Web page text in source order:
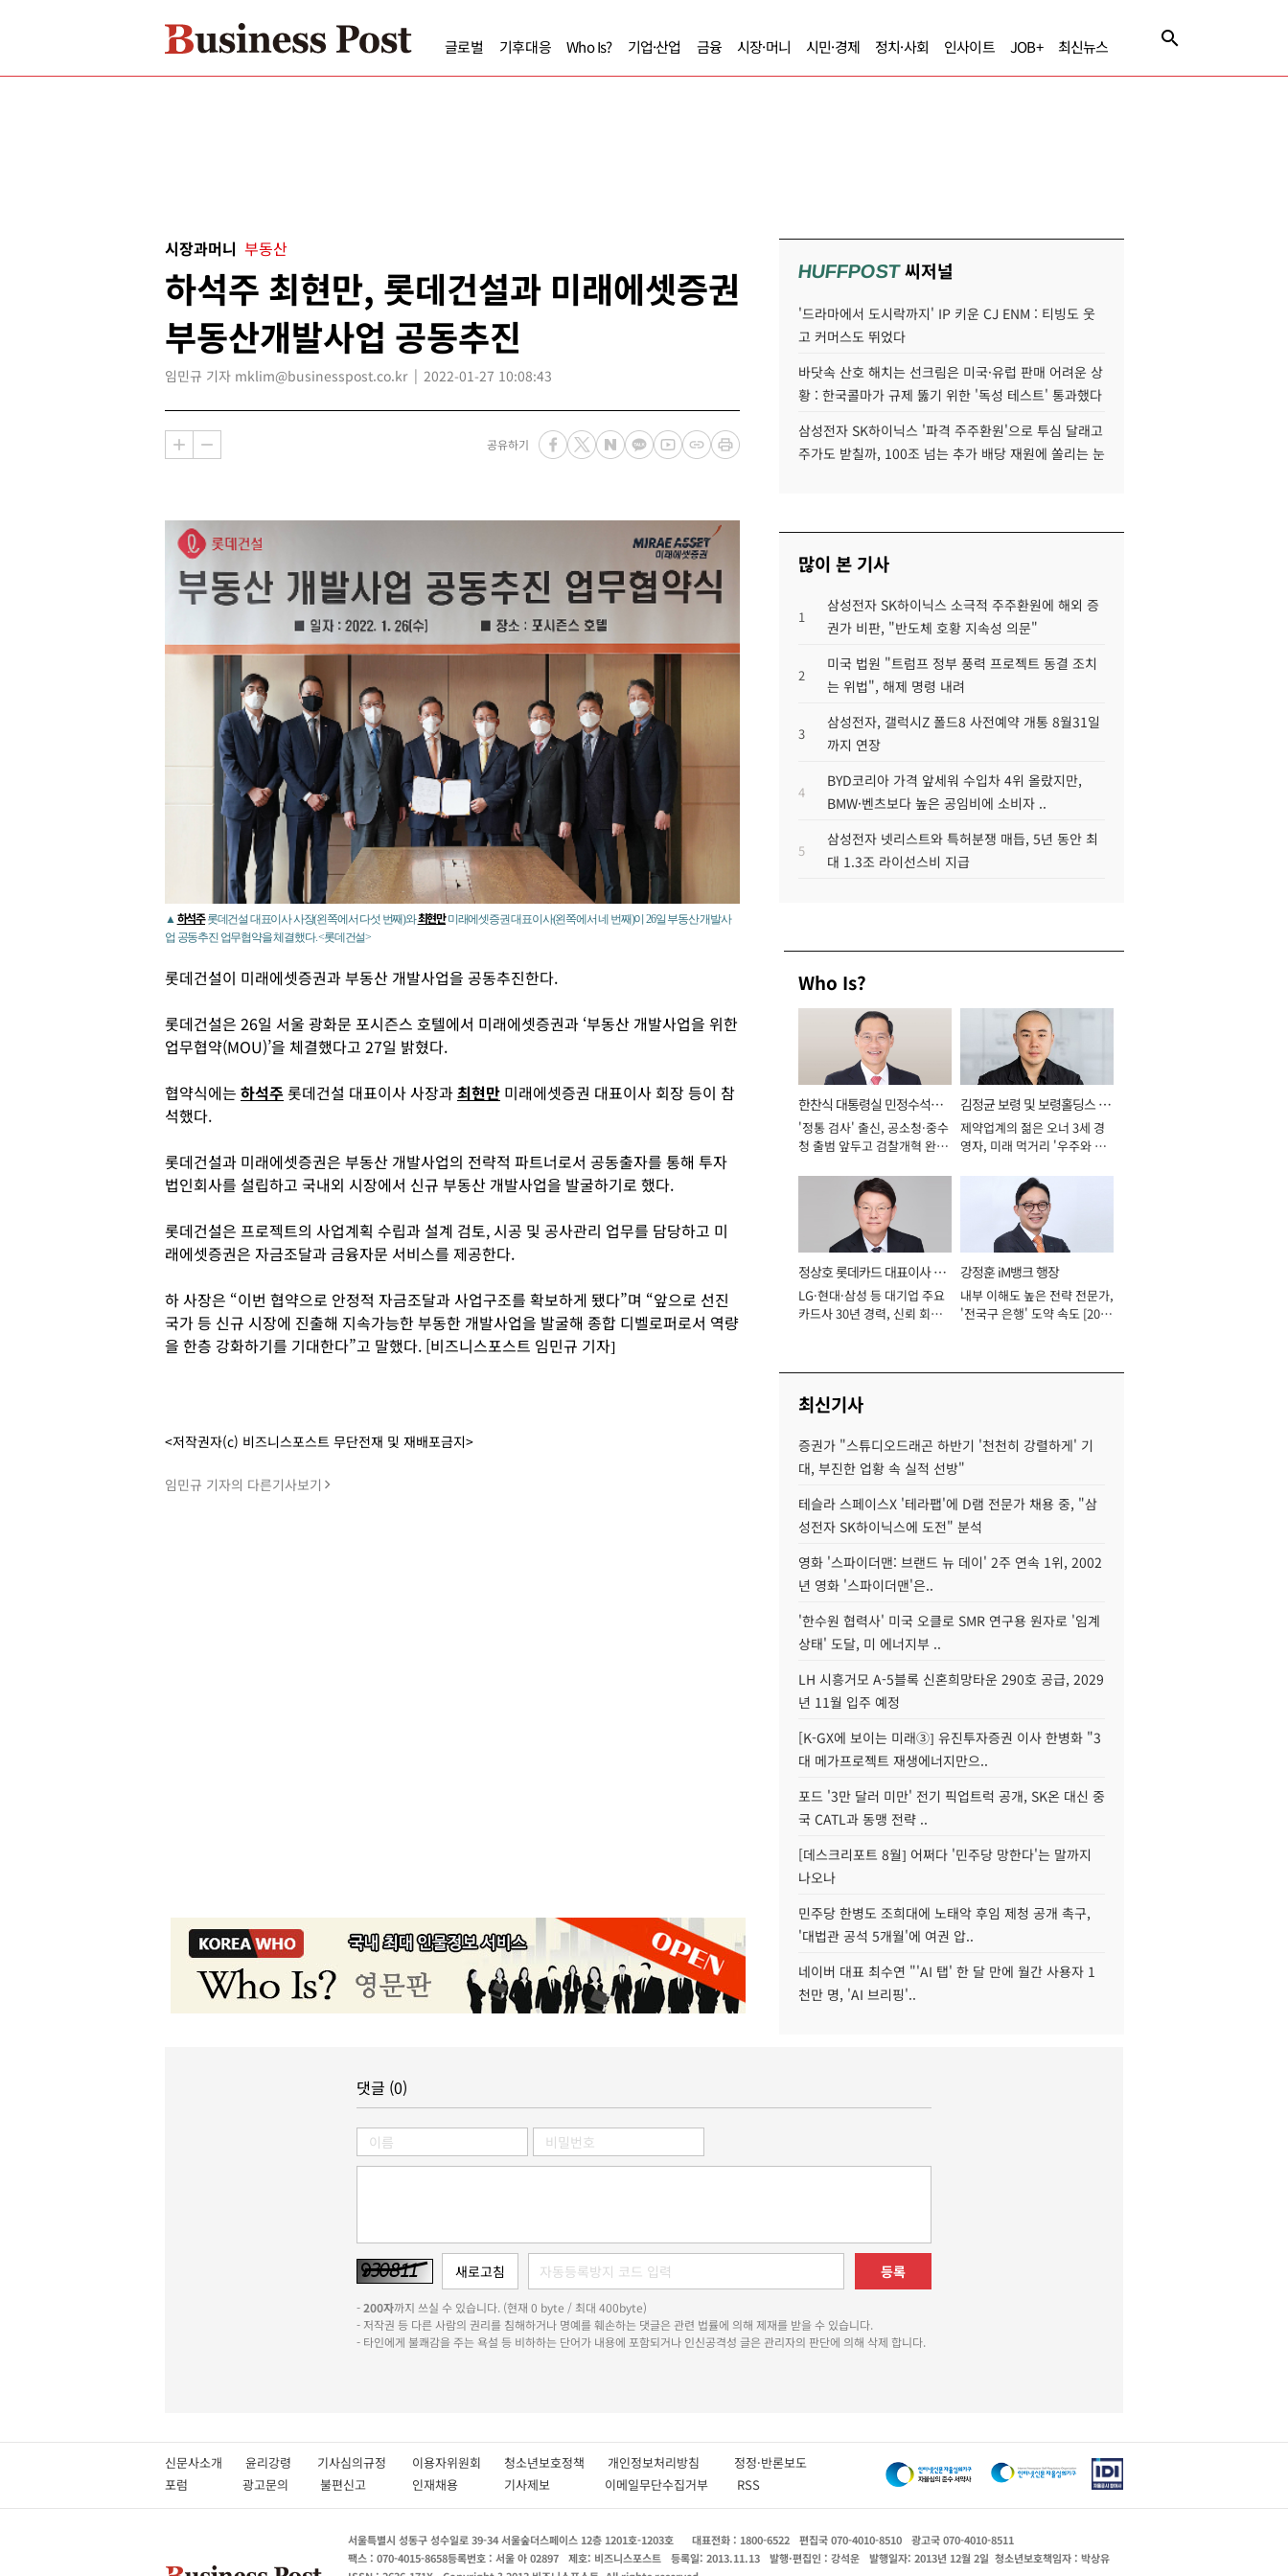
글로벌 기후대응 Who Is? 기업·산업 금융 시장·머니 시민·경제 정치·사회 인사이트 JOB+ 최신뉴스
시장과머니 부동산
하석주 최현만, 롯데건설과 미래에셋증권
부동산개발사업 공동추진
임민규 기자 mklim@businesspost.co.kr 2022-01-27 10:08:43
공유하기
▲ 하석주롯데건설 대표이사 사장(왼쪽에서 다섯 번째)와최현만미래에셋증권 대표이사(왼쪽에서 네 번째)이 26일 부동산 개발사
업 공동추진 업무협약을 체결했다. <롯데건설>
롯데건설이 미래에셋증권과 부동산 개발사업을 공동추진한다.
롯데건설은 26일 서울 광화문 포시즌스 호텔에서 미래에셋증권과 ‘부동산 개발사업을 위한
업무협약(MOU)’을 체결했다고 27일 밝혔다.
협약식에는 하석주 롯데건설 대표이사 사장과최현만 미래에셋증권 대표이사 회장 등이 참
석했다.
롯데건설과 미래에셋증권은 부동산 개발사업의 전략적 파트너로서 공동출자를 통해 투자
법인회사를 설립하고 국내외 시장에서 신규 부동산 개발사업을 발굴하기로 했다.
롯데건설은 프로젝트의 사업계획 수립과 설계 검토, 시공 및 공사관리 업무를 담당하고 미
래에셋증권은 자금조달과 금융자문 서비스를 제공한다.
하 사장은 “이번 협약으로 안정적 자금조달과 사업구조를 확보하게 됐다”며 “앞으로 선진
국가 등 신규 시장에 진출해 지속가능한 부동한 개발사업을 발굴해 종합 디벨로퍼로서 역량
을 한층 강화하기를 기대한다”고 말했다. [비즈니스포스트 임민규 기자]
<저작권자(c) 비즈니스포스트 무단전재 및 재배포금지>
임민규 기자의 다른기사보기
HUFFPOST씨저널
'드라마에서 도시락까지' IP 키운 CJ ENM : 티빙도 웃
고 커머스도 뛰었다
바닷속 산호 해치는 선크림은 미국·유럽 판매 어려운 상
황 : 한국콜마가 규제 뚫기 위한 '독성 테스트' 통과했다
삼성전자 SK하이닉스 '파격 주주환원'으로 투심 달래고
주가도 받칠까, 100조 넘는 추가 배당 재원에 쏠리는 눈
많이 본 기사
1
삼성전자 SK하이닉스 소극적 주주환원에 해외 증
권가 비판, "반도체 호황 지속성 의문"
2
미국 법원 "트럼프 정부 풍력 프로젝트 동결 조치
는 위법", 해제 명령 내려
3
삼성전자, 갤럭시Z 폴드8 사전예약 개통 8월31일
까지 연장
4
BYD코리아 가격 앞세워 수입차 4위 올랐지만,
BMW·벤츠보다 높은 공임비에 소비자 ..
5
삼성전자 넷리스트와 특허분쟁 매듭, 5년 동안 최
대 1.3조 라이선스비 지급
Who Is?
한찬식 대통령실 민정수석비
서관
'정통 검사' 출신, 공소청·중수
청 출범 앞두고 검찰개혁 완수
김정균 보령 및 보령홀딩스 대
표이사 사장
제약업계의 젊은 오너 3세 경
영자, 미래 먹거리 '우주와 헬
정상호 롯데카드 대표이사 사
장
LG·현대·삼성 등 대기업 주요
카드사 30년 경력, 신뢰 회복
강정훈 iM뱅크 행장
내부 이해도 높은 전략 전문가,
'전국구 은행' 도약 속도 [2026
최신기사
증권가 "스튜디오드래곤 하반기 '천천히 강렬하게' 기
대, 부진한 업황 속 실적 선방"
테슬라 스페이스X '테라팹'에 D램 전문가 채용 중, "삼
성전자 SK하이닉스에 도전" 분석
영화 '스파이더맨: 브랜드 뉴 데이' 2주 연속 1위, 2002
년 영화 '스파이더맨'은..
'한수원 협력사' 미국 오클로 SMR 연구용 원자로 '임계
상태' 도달, 미 에너지부 ..
LH 시흥거모 A-5블록 신혼희망타운 290호 공급, 2029
년 11월 입주 예정
[K-GX에 보이는 미래③] 유진투자증권 이사 한병화 "3
대 메가프로젝트 재생에너지만으..
포드 '3만 달러 미만' 전기 픽업트럭 공개, SK온 대신 중
국 CATL과 동맹 전략 ..
[데스크리포트 8월] 어쩌다 '민주당 망한다'는 말까지
나오나
민주당 한병도 조희대에 노태악 후임 제청 공개 촉구,
'대법관 공석 5개월'에 여권 압..
네이버 대표 최수연 "'AI 탭' 한 달 만에 월간 사용자 1
천만 명, 'AI 브리핑'..
댓글 (0)
등록
-200자까지 쓰실 수 있습니다. (현재 0 byte / 최대 400byte)
- 저작권 등 다른 사람의 권리를 침해하거나 명예를 훼손하는 댓글은 관련 법률에 의해 제재를 받을 수 있습니다.
- 타인에게 불쾌감을 주는 욕설 등 비하하는 단어가 내용에 포함되거나 인신공격성 글은 관리자의 판단에 의해 삭제 합니다.
신문사소개 윤리강령 기사심의규정 이용자위원회 청소년보호정책 개인정보처리방침 정정·반론보도
포럼
광고문의 불편신고 인재채용 기사제보 이메일무단수집거부 RSS
서울특별시 성동구 성수일로 39-34 서울숲더스페이스 12층 1201호-1203호 대표전화 : 1800-6522 편집국 070-4010-8510
광고국 070-4010-8511
팩스 : 070-4015-8658등록번호 : 서울 아 02897 제호: 비즈니스포스트 등록일: 2013.11.13 발행·편집인 : 강석운 발행일자: 2013년 12월 2일 청소년보호책임자 : 박상유